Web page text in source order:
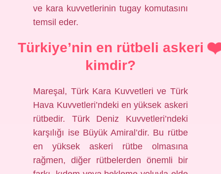
ve kara kuvvetlerinin tugay komutasını
temsil eder.
Türkiye’nin en rütbeli askeri
kimdir?
Mareşal, Türk Kara Kuvvetleri ve Türk
Hava Kuvvetleri’ndeki en yüksek askeri
rütbedir. Türk Deniz Kuvvetleri’ndeki
karşılığı ise Büyük Amiral’dir. Bu rütbe
en yüksek askeri rütbe olmasına
rağmen, diğer rütbelerden önemli bir